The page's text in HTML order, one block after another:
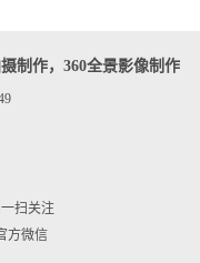
制作，360全景影像制作
扫关注
方微信